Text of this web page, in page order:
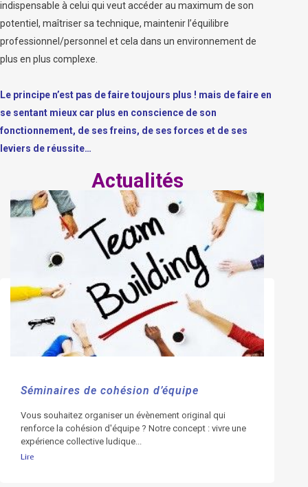
indispensable à celui qui veut accéder au maximum de son
potentiel, maîtriser sa technique, maintenir l’équilibre
professionnel/personnel et cela dans un environnement de
plus en plus complexe.
Le principe n’est pas de faire toujours plus ! mais de faire en
se sentant mieux car plus en conscience de son
fonctionnement, de ses freins, de ses forces et de ses
leviers de réussite…
Actualités
Séminaires de cohésion d’équipe
Vous souhaitez organiser un évènement original qui
renforce la cohésion d'équipe ? Notre concept : vivre une
expérience collective ludique...
Lire